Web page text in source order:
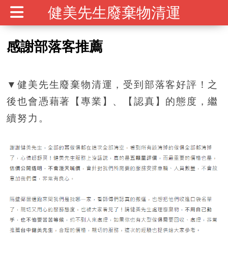
健美先生廢棄物清運
感謝部落客推薦
▼健美先生廢棄物清運，受到部落客好評！之
後也會憑藉著【專業】、【認真】的態度，繼
續努力。